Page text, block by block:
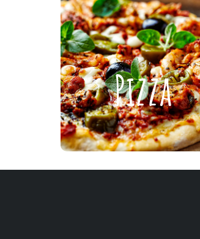
Pizza
Pizza
ZUR KARTE